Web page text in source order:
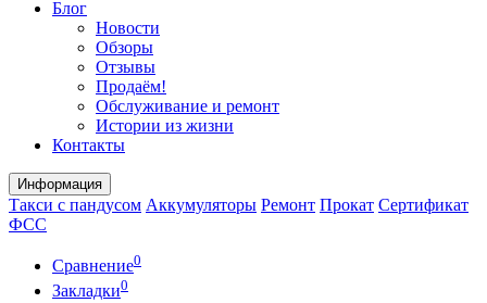
Блог
Новости
Обзоры
Отзывы
Продаём!
Обслуживание и ремонт
Истории из жизни
Контакты
Информация
Такси с пандусом Аккумуляторы Ремонт Прокат Сертификат
ФСС
Сравнение0
Закладки0